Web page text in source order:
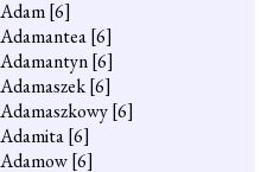
Adam[6]
Adamantea[6]
Adamantyn[6]
Adamaszek[6]
Adamaszkowy[6]
Adamita[6]
Adamow[6]